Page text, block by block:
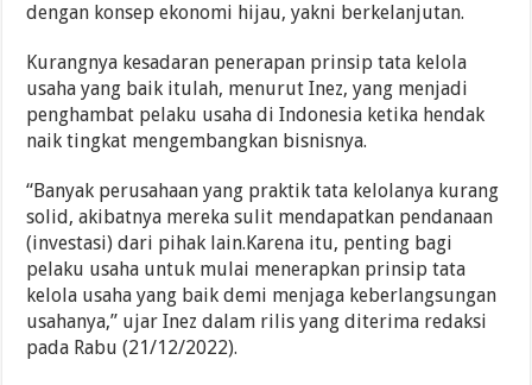
dengan konsep ekonomi hijau, yakni berkelanjutan.
Kurangnya kesadaran penerapan prinsip tata kelola
usaha yang baik itulah, menurut Inez, yang menjadi
penghambat pelaku usaha di Indonesia ketika hendak
naik tingkat mengembangkan bisnisnya.
“Banyak perusahaan yang praktik tata kelolanya kurang
solid, akibatnya mereka sulit mendapatkan pendanaan
(investasi) dari pihak lain.Karena itu, penting bagi
pelaku usaha untuk mulai menerapkan prinsip tata
kelola usaha yang baik demi menjaga keberlangsungan
usahanya,” ujar Inez dalam rilis yang diterima redaksi
pada Rabu (21/12/2022).